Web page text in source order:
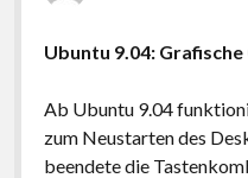
Ubuntu 9.04:
Ab Ubuntu 9.04
zum Neustarten des
beendete die